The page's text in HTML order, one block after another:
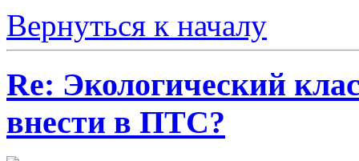
Вернуться к началу
Re: Экологический
внести в ПТС?